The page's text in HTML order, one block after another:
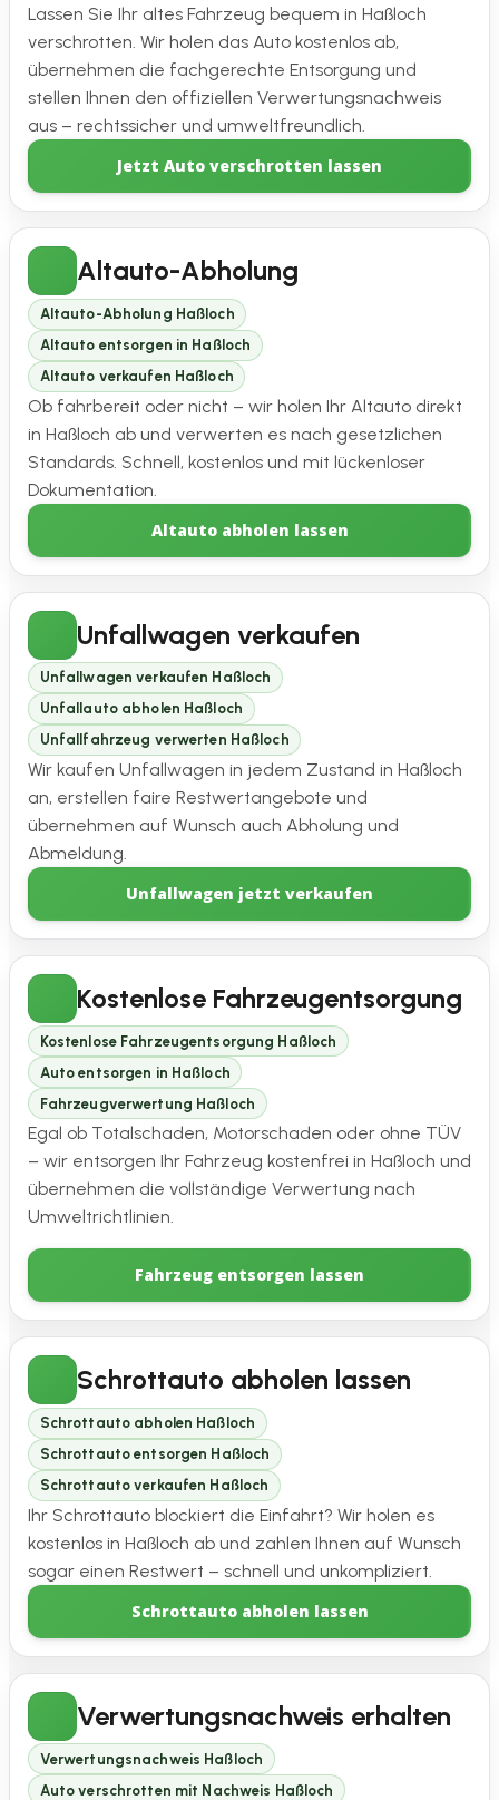
Lassen Sie Ihr altes Fahrzeug bequem in Haßloch
verschrotten. Wir holen das Auto kostenlos ab,
übernehmen die fachgerechte Entsorgung und
stellen Ihnen den offiziellen Verwertungsnachweis
aus – rechtssicher und umweltfreundlich.
Jetzt Auto verschrotten lassen
Altauto-Abholung
Altauto-Abholung Haßloch
Altauto entsorgen in Haßloch
Altauto verkaufen Haßloch
Ob fahrbereit oder nicht – wir holen Ihr Altauto direkt
in Haßloch ab und verwerten es nach gesetzlichen
Standards. Schnell, kostenlos und mit lückenloser
Dokumentation.
Altauto abholen lassen
Unfallwagen verkaufen
Unfallwagen verkaufen Haßloch
Unfallauto abholen Haßloch
Unfallfahrzeug verwerten Haßloch
Wir kaufen Unfallwagen in jedem Zustand in Haßloch
an, erstellen faire Restwertangebote und
übernehmen auf Wunsch auch Abholung und
Abmeldung.
Unfallwagen jetzt verkaufen
Kostenlose Fahrzeugentsorgung
Kostenlose Fahrzeugentsorgung Haßloch
Auto entsorgen in Haßloch
Fahrzeugverwertung Haßloch
Egal ob Totalschaden, Motorschaden oder ohne TÜV
– wir entsorgen Ihr Fahrzeug kostenfrei in Haßloch und
übernehmen die vollständige Verwertung nach
Umweltrichtlinien.
Fahrzeug entsorgen lassen
Schrottauto abholen lassen
Schrottauto abholen Haßloch
Schrottauto entsorgen Haßloch
Schrottauto verkaufen Haßloch
Ihr Schrottauto blockiert die Einfahrt? Wir holen es
kostenlos in Haßloch ab und zahlen Ihnen auf Wunsch
sogar einen Restwert – schnell und unkompliziert.
Schrottauto abholen lassen
Verwertungsnachweis erhalten
Verwertungsnachweis Haßloch
Auto verschrotten mit Nachweis Haßloch